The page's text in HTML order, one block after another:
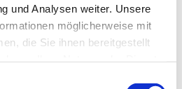
und Analysen weiter. Unsere
möglicherweise mit
die Sie ihnen bereitgestellt